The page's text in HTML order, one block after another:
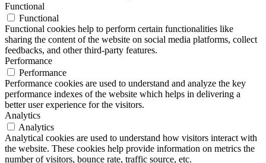
Functional
Functional
Functional cookies help to perform certain functionalities like
sharing the content of the website on social media platforms, collect
feedbacks, and other third-party features.
Performance
Performance
Performance cookies are used to understand and analyze the key
performance indexes of the website which helps in delivering a
better user experience for the visitors.
Analytics
Analytics
Analytical cookies are used to understand how visitors interact with
the website. These cookies help provide information on metrics the
number of visitors, bounce rate, traffic source, etc.